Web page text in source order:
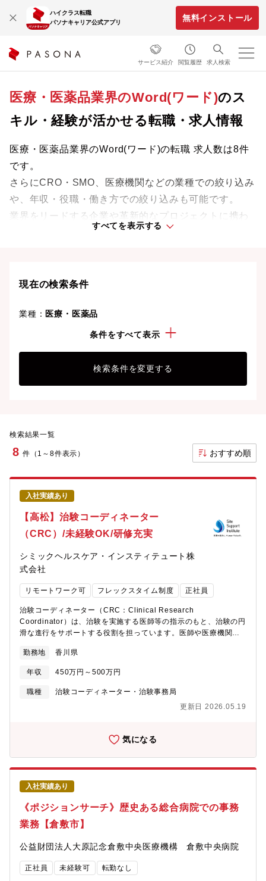
ハイクラス転職
パソナキャリア公式アプリ
無料インストール
サービス紹介 閲覧履歴 求人検索
医療・医薬品業界のWord(ワード)のス
キル・経験が活かせる転職・求人情報
医療・医薬品業界のWord(ワード)の転職 求人数は8件
です。
さらにCRO・SMO、医療機関などの業種での絞り込み
や、年収・役職・働き方での絞り込みも可能です。
業界をリードする企業や革新的なプロジェクトに携わ
り、次のキャリアステージへと踏み出しましょう。
すべてを表示する
現在の検索条件
業種： 医療・医薬品
Word
条件をすべて表示
検索条件を変更する
検索結果一覧
8 件（1～8件表示） おすすめ順
入社実績あり
【高松】治験コーディネーター
（CRC）/未経験OK/研修充実
シミックヘルスケア・インスティテュート株
式会社
リモートワーク可 フレックスタイム制度 正社員
治験コーディネーター（CRC：Clinical Research
Coordinator）は、治験を実施する医師等の指示のもと、治験の円
滑な進行をサポートする役割を担っています。医師や医療機関ス
い、治験の支援を行います。【職務詳細】■治験実施計画書の理
解、把握■被験者である患者さんへ治験内容説明補助・相談対応■
治験担当医師の補助■医療機関スタッフへの協力依頼・調整■検査
の同行、治験薬の服用や投薬スケジュールの確認■治験で得られた
業務が多い＞治験開始前の説明会資料や治験終了後の報告書な
る、なんて日も珍しくありません。ただ難しいPCスキルは必要な
く、WordやExcel、PowerPointなどの基本操作が可能であれば
OKです！
勤務地 香川県
年収 450万円～500万円
職種
治験コーディネーター・治験事務局
更新日 2026.05.19
気になる
入社実績あり
《ポジションサーチ》歴史ある総合病院での事務
業務【倉敷市】
公益財団法人大原記念倉敷中央医療機構 倉敷中央病院
正社員 未経験可 転勤なし